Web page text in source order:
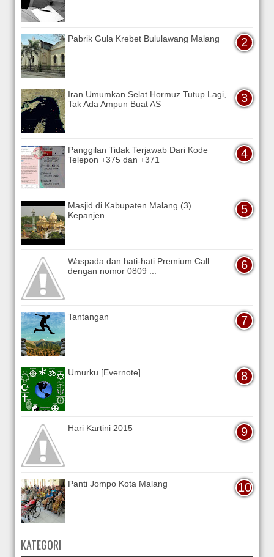
Pabrik Gula Krebet Bululawang Malang
Iran Umumkan Selat Hormuz Tutup Lagi,
Tak Ada Ampun Buat AS
Panggilan Tidak Terjawab Dari Kode
Telepon +375 dan +371
Masjid di Kabupaten Malang (3)
Kepanjen
Waspada dan hati-hati Premium Call
dengan nomor 0809 ...
Tantangan
Umurku [Evernote]
Hari Kartini 2015
Panti Jompo Kota Malang
KATEGORI